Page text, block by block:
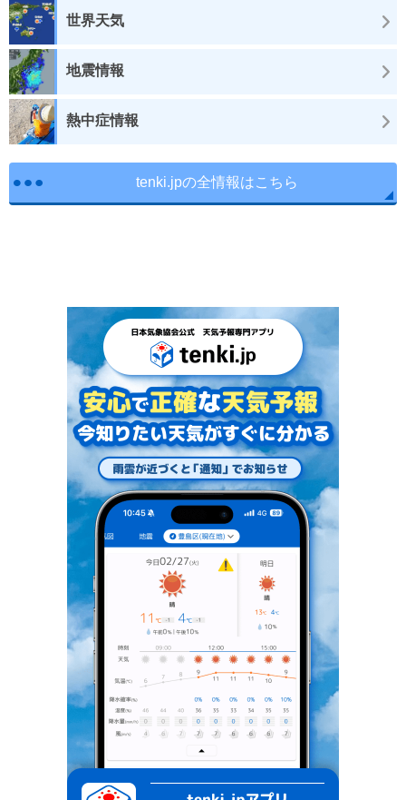
世界天気
地震情報
熱中症情報
tenki.jpの全情報はこちら